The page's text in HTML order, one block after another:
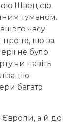
Швецією,
туманом.
часу
про те, що за
не було
чи навіть
багато
Європи, а й до